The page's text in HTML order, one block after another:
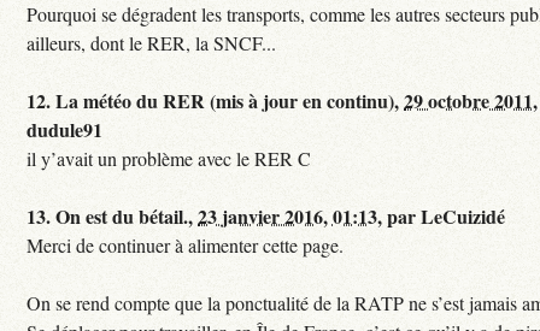
Pourquoi se dégradent les transports, comme les autres secteurs
ailleurs, dont le RER, la SNCF...
12.La météo du RER (mis à jour en continu),29 octobre
dudule91
il y’avait un problème avec le RER C
13.On est du bétail.,23 janvier 2016, 01:13,parLeCuizidé
Merci de continuer à alimenter cette page.
On se rend compte que la ponctualité de la RATP ne s’est jamais